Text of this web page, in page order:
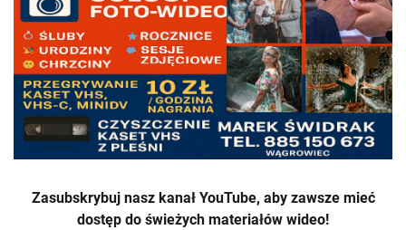
Zasubskrybuj nasz kanał YouTube, aby zawsze mieć
dostęp do świeżych materiałów wideo!